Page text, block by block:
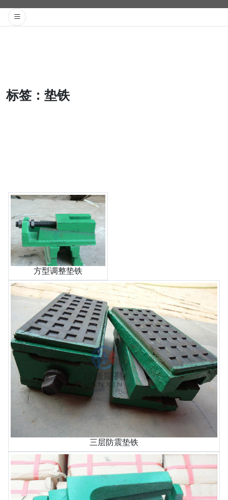
标签： 垫铁
方型调整垫铁
三层防震垫铁